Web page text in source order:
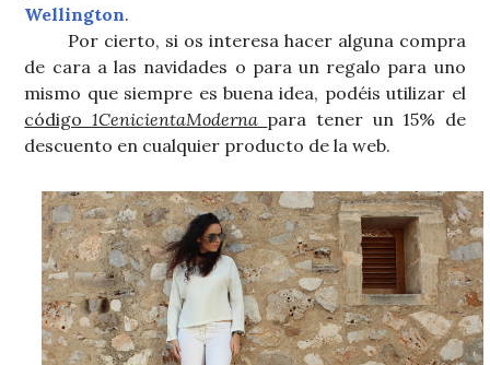
Wellington.
Por cierto, si os interesa hacer alguna compra
de cara a las navidades o para un regalo para uno
mismo que siempre es buena idea, podéis utilizar el
código 1CenicientaModerna para tener un 15% de
descuento en cualquier producto de la web.